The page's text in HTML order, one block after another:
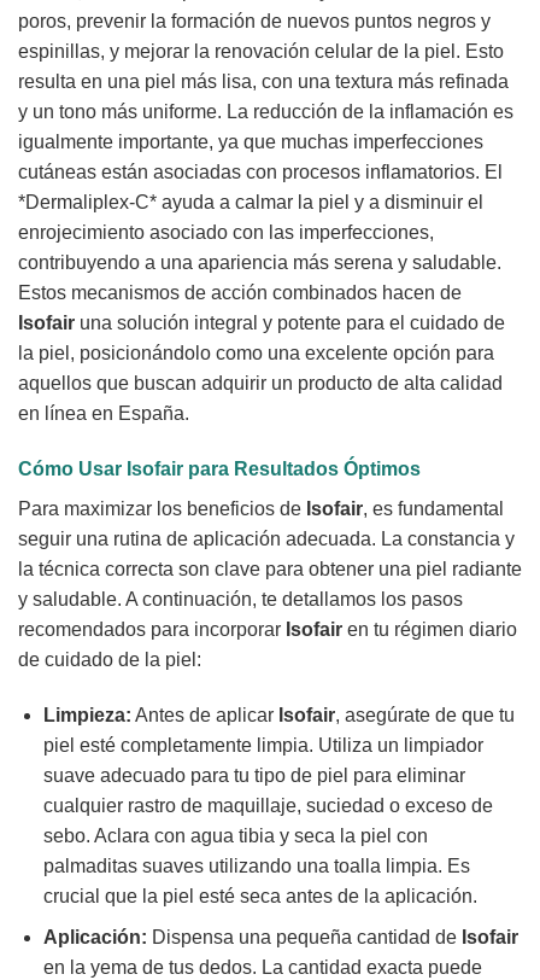
poros, prevenir la formación de nuevos puntos negros y
espinillas, y mejorar la renovación celular de la piel. Esto
resulta en una piel más lisa, con una textura más refinada
y un tono más uniforme. La reducción de la inflamación es
igualmente importante, ya que muchas imperfecciones
cutáneas están asociadas con procesos inflamatorios. El
*Dermaliplex-C* ayuda a calmar la piel y a disminuir el
enrojecimiento asociado con las imperfecciones,
contribuyendo a una apariencia más serena y saludable.
Estos mecanismos de acción combinados hacen de
Isofair una solución integral y potente para el cuidado de
la piel, posicionándolo como una excelente opción para
aquellos que buscan adquirir un producto de alta calidad
en línea en España.
Cómo Usar Isofair para Resultados Óptimos
Para maximizar los beneficios de Isofair, es fundamental
seguir una rutina de aplicación adecuada. La constancia y
la técnica correcta son clave para obtener una piel radiante
y saludable. A continuación, te detallamos los pasos
recomendados para incorporar Isofair en tu régimen diario
de cuidado de la piel:
Limpieza: Antes de aplicar Isofair, asegúrate de que tu
piel esté completamente limpia. Utiliza un limpiador
suave adecuado para tu tipo de piel para eliminar
cualquier rastro de maquillaje, suciedad o exceso de
sebo. Aclara con agua tibia y seca la piel con
palmaditas suaves utilizando una toalla limpia. Es
crucial que la piel esté seca antes de la aplicación.
Aplicación: Dispensa una pequeña cantidad de Isofair
en la yema de tus dedos. La cantidad exacta puede